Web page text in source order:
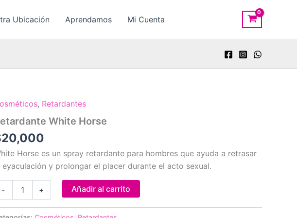
Ubicación Aprendamos Mi Cuenta
, Retardantes
White Horse
20,000
Horse es un spray retardante para hombres que ayuda a retrasar
eyaculación y prolongar el placer durante el acto sexual.
- + Añadir al carrito